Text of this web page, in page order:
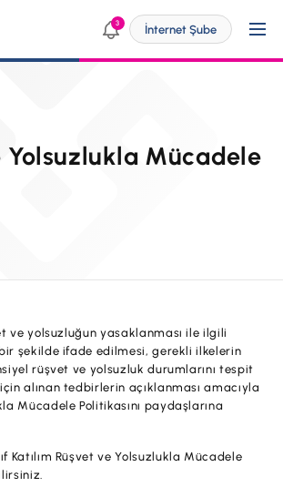
3 İnternet Şube
Sistemi
Yolsuzlukla Mücadele
ve yolsuzluğun yasaklanması ile ilgili
şekilde ifade edilmesi, gerekli ilkelerin
rüşvet ve yolsuzluk durumlarını tespit
alınan tedbirlerin açıklanması amacıyla
Mücadele Politikasını paydaşlarına
Katılım Rüşvet ve Yolsuzlukla Mücadele